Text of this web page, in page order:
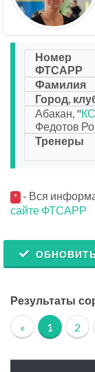
Номер
ФТСАРР
Фамилия
Город,
Абакан, "
Федотов
Тренеры
* - Вся
сайте ФТСАРР
Результаты
« 1 2